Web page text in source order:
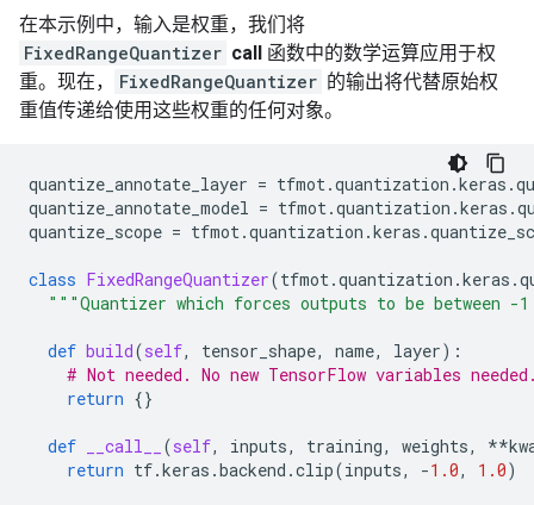
在本示例中，输入是权重，我们将
FixedRangeQuantizer call 函数中的数学运算应用于权
重。现在，
FixedRangeQuantizer 的输出将代替原始权
重值传递给使用这些权重的任何对象。
quantize_annotate_layer = tfmot.quantization .keras .
quantize_annotate_model = tfmot.quantization .keras .
quantize_scope = tfmot.quantization .keras .
class FixedRangeQuantizer(tfmot.quantization .keras .
"""Quantizer which forces outputs to be between -
def build(self, tensor_shape, name, layer):
# Not needed. No new TensorFlow variables
return {}
def __call__ (self, inputs, training, weights, **
return tf.keras .backend .clip(inputs, -1.0, 1.0)